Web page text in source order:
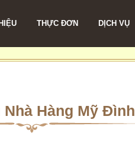
THỰC ĐƠN DỊCH VỤ
Hàng Mỹ Đình